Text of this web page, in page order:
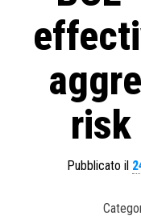
risk
Pubblicato il